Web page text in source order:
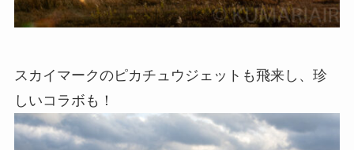
スカイマークのピカチュウジェットも飛来し、珍
しいコラボも！